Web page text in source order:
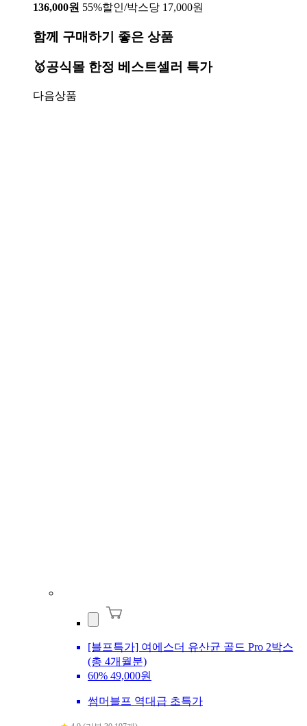
136,000원 55%할인/박스당 17,000원
함께 구매하기 좋은 상품
🥇공식몰 한정 베스트셀러 특가
다음상품
[블프특가] 여에스더 유산균 골드 Pro 2박스
(총 4개월분)
60% 49,000원
썸머블프 역대급 초특가